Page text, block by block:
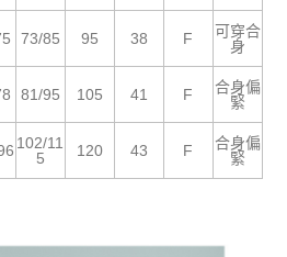
73/85 95 38 F
可穿合
身
81/95 105 41 F
合身偏
緊
102/11
5
120 43 F
合身偏
緊